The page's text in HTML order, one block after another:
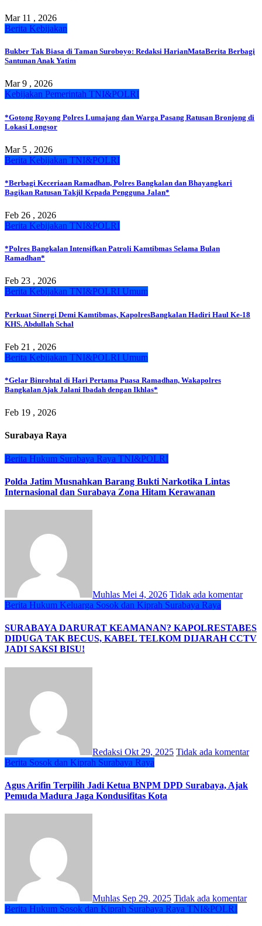
Mar 11 , 2026
Berita Kebijakan
Bukber Tak Biasa di Taman Suroboyo: Redaksi HarianMataBerita Berbagi
Santunan Anak Yatim
Mar 9 , 2026
Kebijakan Pemerintah TNI&POLRI
*Gotong Royong Polres Lumajang dan Warga Pasang Ratusan Bronjong di
Lokasi Longsor
Mar 5 , 2026
Berita Kebijakan TNI&POLRI
*Berbagi Keceriaan Ramadhan, Polres Bangkalan dan Bhayangkari
Bagikan Ratusan Takjil Kepada Pengguna Jalan*
Feb 26 , 2026
Berita Kebijakan TNI&POLRI
*Polres Bangkalan Intensifkan Patroli Kamtibmas Selama Bulan
Ramadhan*
Feb 23 , 2026
Berita Kebijakan TNI&POLRI Umum
Perkuat Sinergi Demi Kamtibmas, KapolresBangkalan Hadiri Haul Ke-18
KHS. Abdullah Schal
Feb 21 , 2026
Berita Kebijakan TNI&POLRI Umum
*Gelar Binrohtal di Hari Pertama Puasa Ramadhan, Wakapolres
Bangkalan Ajak Jalani Ibadah dengan Ikhlas*
Feb 19 , 2026
Surabaya Raya
Berita Hukum Surabaya Raya TNI&POLRI
Polda Jatim Musnahkan Barang Bukti Narkotika Lintas
Internasional dan Surabaya Zona Hitam Kerawanan
Muhlas Mei 4, 2026 Tidak ada komentar
Berita Hukum Keluarga Sosok dan Kiprah Surabaya Raya
SURABAYA DARURAT KEAMANAN? KAPOLRESTABES
DIDUGA TAK BECUS, KABEL TELKOM DIJARAH CCTV
JADI SAKSI BISU!
Redaksi Okt 29, 2025 Tidak ada komentar
Berita Sosok dan Kiprah Surabaya Raya
Agus Arifin Terpilih Jadi Ketua BNPM DPD Surabaya, Ajak
Pemuda Madura Jaga Kondusifitas Kota
Muhlas Sep 29, 2025 Tidak ada komentar
Berita Hukum Sosok dan Kiprah Surabaya Raya TNI&POLRI